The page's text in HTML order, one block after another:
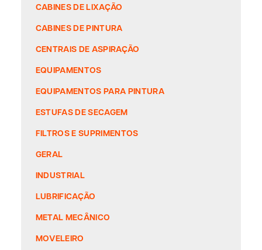
CABINES DE LIXAÇÃO
CABINES DE PINTURA
CENTRAIS DE ASPIRAÇÃO
EQUIPAMENTOS
EQUIPAMENTOS PARA PINTURA
ESTUFAS DE SECAGEM
FILTROS E SUPRIMENTOS
GERAL
INDUSTRIAL
LUBRIFICAÇÃO
METAL MECÂNICO
MOVELEIRO